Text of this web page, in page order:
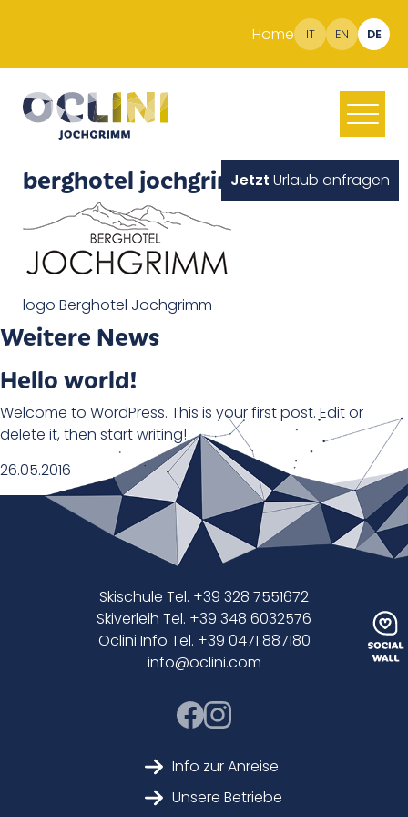
Home IT EN DE
Jetzt Urlaub anfragen
berghotel jochgrimm logo
logo Berghotel Jochgrimm
Weitere News
Hello world!
Welcome to WordPress. This is your first post. Edit or
delete it, then start writing!
26.05.2016
Skischule Tel. +39 328 7551672
Skiverleih Tel. +39 348 6032576
Oclini Info Tel. +39 0471 887180
info@oclini.com
Info zur Anreise
Unsere Betriebe